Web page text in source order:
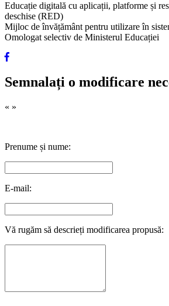
Educație digitală cu aplicații, platforme și
deschise (RED)
Mijloc de învățământ pentru utilizare în
Omologat selectiv de Ministerul Educației
Semnalați o modificare
« »
Prenume și nume:
E-mail:
Vă rugăm să descrieți modificarea propusă: